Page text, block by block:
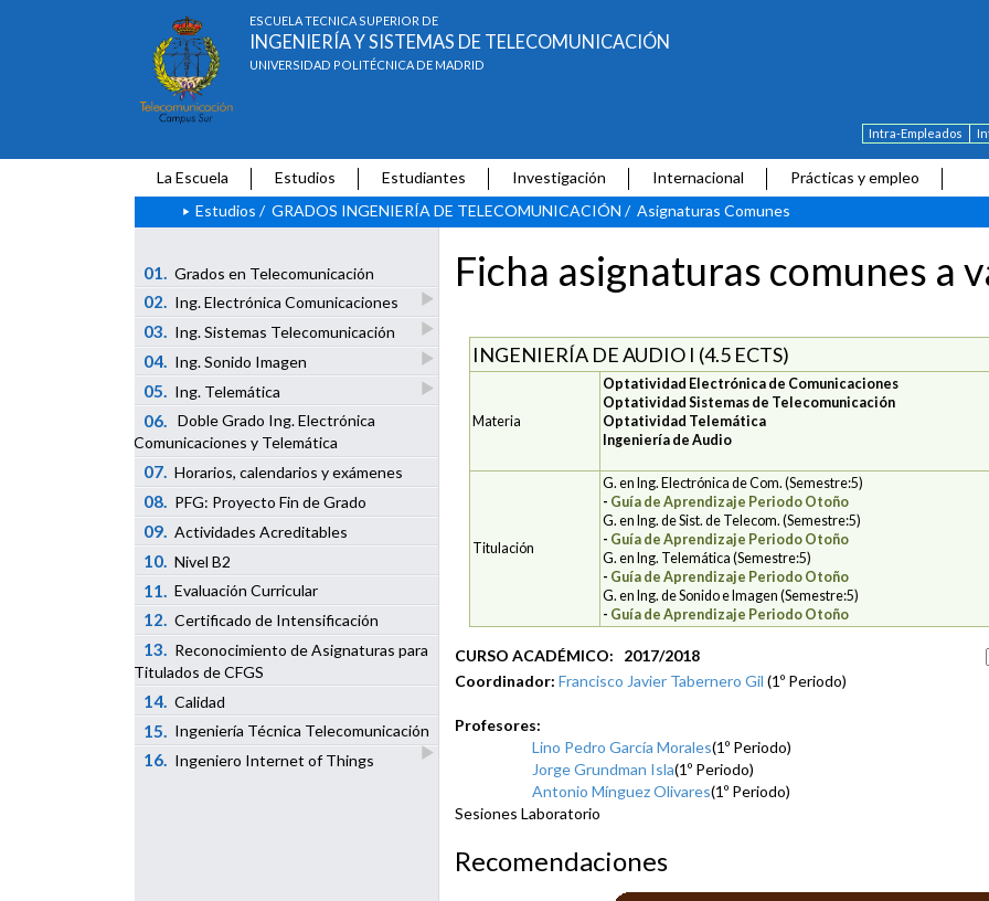
ESCUELA TÉCNICA SUPERIOR DE
INGENIERÍA Y SISTEMAS DE TELECOMUNICACIÓN
UNIVERSIDAD POLITÉCNICA DE MADRID
Intra-Empleados
La Escuela Estudios Estudiantes Investigación Internacional
Prácticas y empleo
Estudios / GRADOS INGENIERÍA DE TELECOMUNICACIÓN / Asignaturas Comunes
01. Grados en Telecomunicación
02. Ing. Electrónica Comunicaciones
03. Ing. Sistemas Telecomunicación
04. Ing. Sonido Imagen
05. Ing. Telemática
06.
Doble Grado Ing. Electrónica
Comunicaciones y Telemática
07. Horarios, calendarios y exámenes
08. PFG: Proyecto Fin de Grado
09. Actividades Acreditables
10. Nivel B2
11. Evaluación Curricular
12. Certificado de Intensificación
13. Reconocimiento de Asignaturas para
Titulados de CFGS
14. Calidad
15. Ingeniería Técnica Telecomunicación
16. Ingeniero Internet of Things
Ficha asignaturas comunes a
INGENIERÍA DE AUDIO I (4.5 ECTS)
Materia
Optatividad Electrónica de Comunicaciones
Optatividad Sistemas de Telecomunicación
Optatividad Telemática
Ingeniería de Audio
Titulación
G. en Ing. Electrónica de Com. (Semestre:5)
- Guía de Aprendizaje Periodo Otoño
G. en Ing. de Sist. de Telecom. (Semestre:5)
- Guía de Aprendizaje Periodo Otoño
G. en Ing. Telemática (Semestre:5)
- Guía de Aprendizaje Periodo Otoño
G. en Ing. de Sonido e Imagen (Semestre:5)
- Guía de Aprendizaje Periodo Otoño
CURSO ACADÉMICO: 2017/2018
Coordinador: Francisco Javier Tabernero Gil (1º Periodo)
Profesores:
Lino Pedro García Morales(1º Periodo)
Jorge Grundman Isla(1º Periodo)
Antonio Mínguez Olivares(1º Periodo)
Sesiones Laboratorio
Recomendaciones